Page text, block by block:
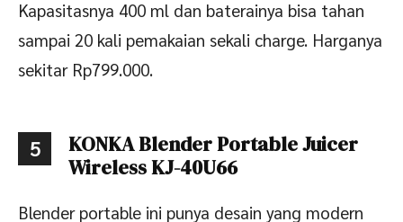
Kapasitasnya 400 ml dan baterainya bisa tahan
sampai 20 kali pemakaian sekali charge. Harganya
sekitar Rp799.000.
5
KONKA Blender Portable Juicer
Wireless KJ-40U66
Blender portable ini punya desain yang modern